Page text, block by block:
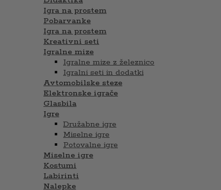
Igra na prostem
Pobarvanke
Igra na prostem
Kreativni seti
Igralne mize
Igralne mize z železnico
Igralni seti in dodatki
Avtomobilske steze
Elektronske igrače
Glasbila
Igre
Družabne igre
Miselne igre
Potovalne igre
Miselne igre
Kostumi
Labirinti
Nalepke